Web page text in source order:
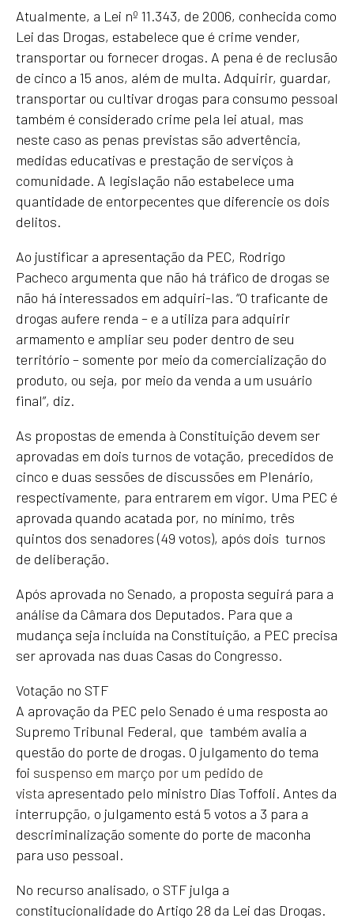
Atualmente, a Lei nº 11.343, de 2006, conhecida como
Lei das Drogas, estabelece que é crime vender,
transportar ou fornecer drogas. A pena é de reclusão
de cinco a 15 anos, além de multa. Adquirir, guardar,
transportar ou cultivar drogas para consumo pessoal
também é considerado crime pela lei atual, mas
neste caso as penas previstas são advertência,
medidas educativas e prestação de serviços à
comunidade. A legislação não estabelece uma
quantidade de entorpecentes que diferencie os dois
delitos.
Ao justificar a apresentação da PEC, Rodrigo
Pacheco argumenta que não há tráfico de drogas se
não há interessados em adquiri-las. “O traficante de
drogas aufere renda – e a utiliza para adquirir
armamento e ampliar seu poder dentro de seu
território – somente por meio da comercialização do
produto, ou seja, por meio da venda a um usuário
final”, diz.
As propostas de emenda à Constituição devem ser
aprovadas em dois turnos de votação, precedidos de
cinco e duas sessões de discussões em Plenário,
respectivamente, para entrarem em vigor. Uma PEC é
aprovada quando acatada por, no mínimo, três
quintos dos senadores (49 votos), após dois turnos
de deliberação.
Após aprovada no Senado, a proposta seguirá para a
análise da Câmara dos Deputados. Para que a
mudança seja incluída na Constituição, a PEC precisa
ser aprovada nas duas Casas do Congresso.
Votação no STF
A aprovação da PEC pelo Senado é uma resposta ao
Supremo Tribunal Federal, que também avalia a
questão do porte de drogas. O julgamento do tema
foi suspenso em março por um pedido de
vista apresentado pelo ministro Dias Toffoli. Antes da
interrupção, o julgamento está 5 votos a 3 para a
descriminalização somente do porte de maconha
para uso pessoal.
No recurso analisado, o STF julga a
constitucionalidade do Artigo 28 da Lei das Drogas.